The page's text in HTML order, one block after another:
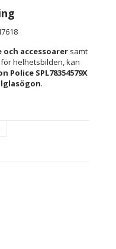
och accessoarer samt
helhetsbilden, kan
Police SPL78354579X
.